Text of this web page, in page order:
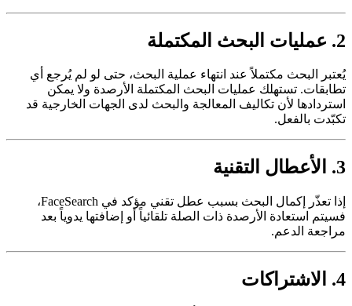
2. عمليات البحث المكتملة
يُعتبر البحث مكتملاً عند انتهاء عملية البحث، حتى لو لم يُرجع أي
تطابقات. تستهلك عمليات البحث المكتملة الأرصدة ولا يمكن
استردادها لأن تكاليف المعالجة والبحث لدى الجهات الخارجية قد
تكبّدت بالفعل.
3. الأعطال التقنية
إذا تعذّر إكمال البحث بسبب عطل تقني مؤكد في FaceSearch،
فسيتم استعادة الأرصدة ذات الصلة تلقائياً أو إضافتها يدوياً بعد
مراجعة الدعم.
4. الاشتراكات